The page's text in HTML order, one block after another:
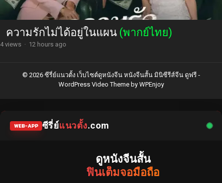
ความรักไม่ได้อยู่ในแผน (พากย์ไทย)
4 views · 12 hours ago
© 2026 ซีรี่ย์แนวตั้ง เว็บไซต์ดูหนังจีน หนังจีนสั้น มินิซีรีส์จีน ดูฟรี -
WordPress Video Themeby WPEnjoy
WEB-APP ซีรี่ย์แนวตั้ง.com
ดูหนังจีนสั้น
ฟินเต็มจอมือถือ